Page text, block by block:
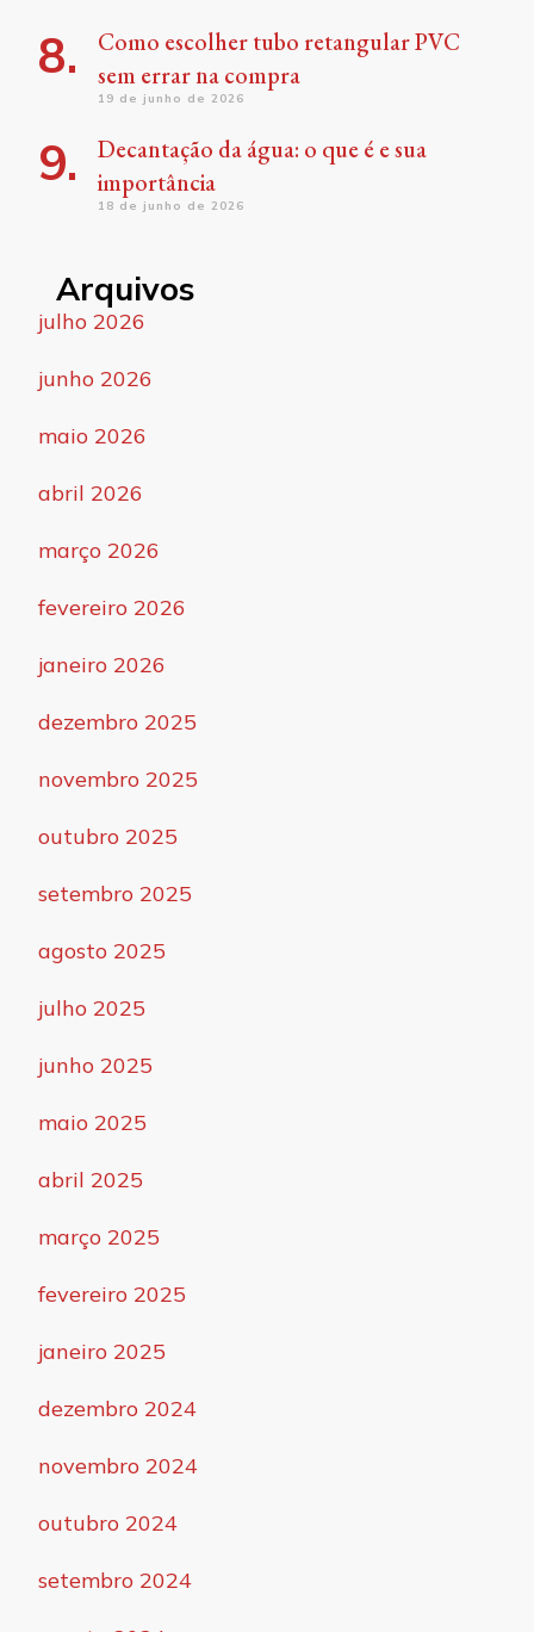
Como escolher tubo retangular PVC
sem errar na compra
19 de junho de 2026
Decantação da água: o que é e sua
importância
18 de junho de 2026
Arquivos
julho 2026
junho 2026
maio 2026
abril 2026
março 2026
fevereiro 2026
janeiro 2026
dezembro 2025
novembro 2025
outubro 2025
setembro 2025
agosto 2025
julho 2025
junho 2025
maio 2025
abril 2025
março 2025
fevereiro 2025
janeiro 2025
dezembro 2024
novembro 2024
outubro 2024
setembro 2024